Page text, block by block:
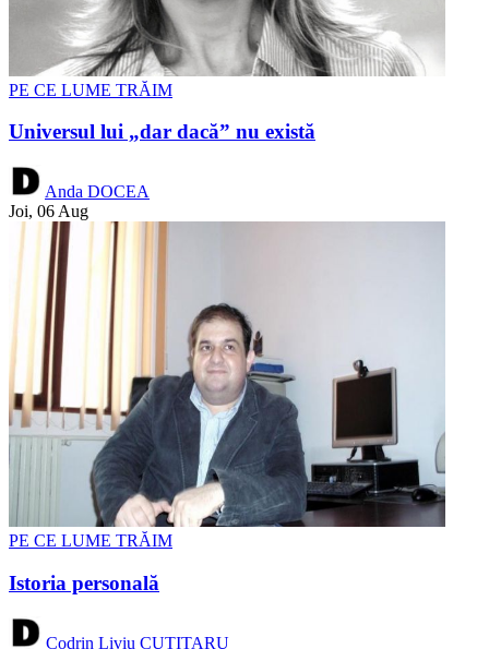
PE CE LUME TRĂIM
Universul lui „dar dacă” nu există
Anda DOCEA
Joi, 06 Aug
PE CE LUME TRĂIM
Istoria personală
Codrin Liviu CUȚITARU